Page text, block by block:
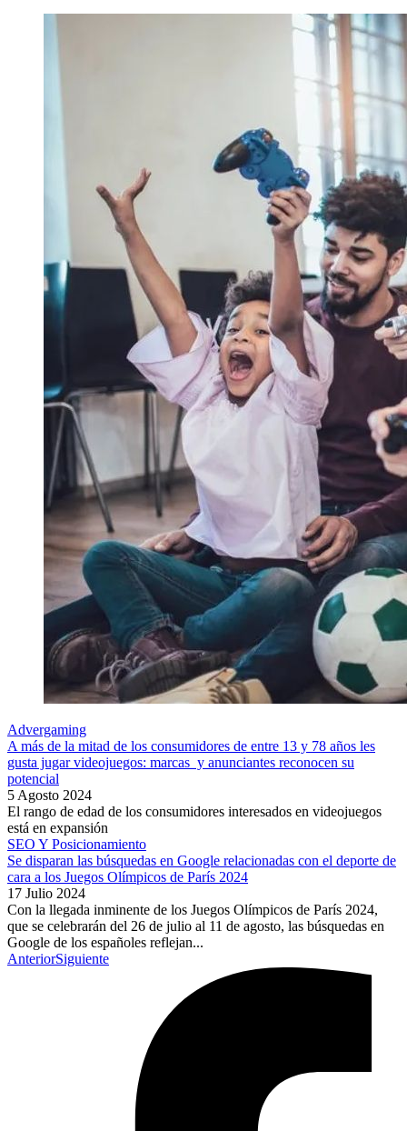
Advergaming
A más de la mitad de los consumidores de entre 13 y 78 años les
gusta jugar videojuegos: marcas y anunciantes reconocen su
potencial
5 Agosto 2024
El rango de edad de los consumidores interesados en videojuegos
está en expansión
SEO Y Posicionamiento
Se disparan las búsquedas en Google relacionadas con el deporte de
cara a los Juegos Olímpicos de París 2024
17 Julio 2024
Con la llegada inminente de los Juegos Olímpicos de París 2024,
que se celebrarán del 26 de julio al 11 de agosto, las búsquedas en
Google de los españoles reflejan...
AnteriorSiguiente